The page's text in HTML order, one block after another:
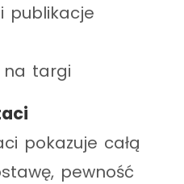
publikacje
na targi
pokazuje całą
pewność